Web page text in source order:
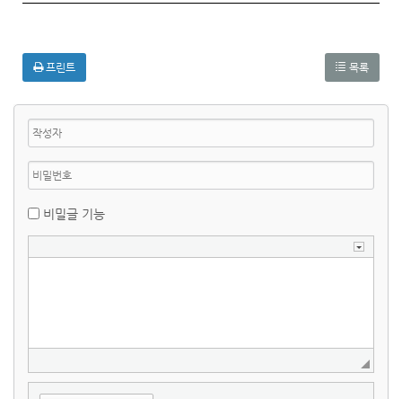
프린트 목록
비밀글 기능